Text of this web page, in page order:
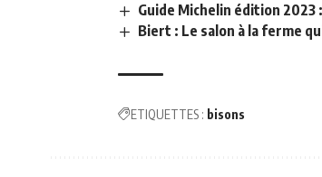
Guide Michelin édition
Biert : Le salon à la ferme
ETIQUETTES : bisons